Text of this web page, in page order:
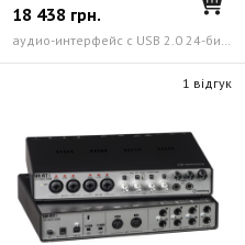
18 438 грн.
аудио-интерфейс с USB 2.0 24-битный/192 кГц
1 відгук